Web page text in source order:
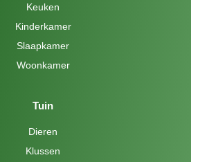
Keuken
Kinderkamer
Slaapkamer
Woonkamer
Tuin
Dieren
Klussen